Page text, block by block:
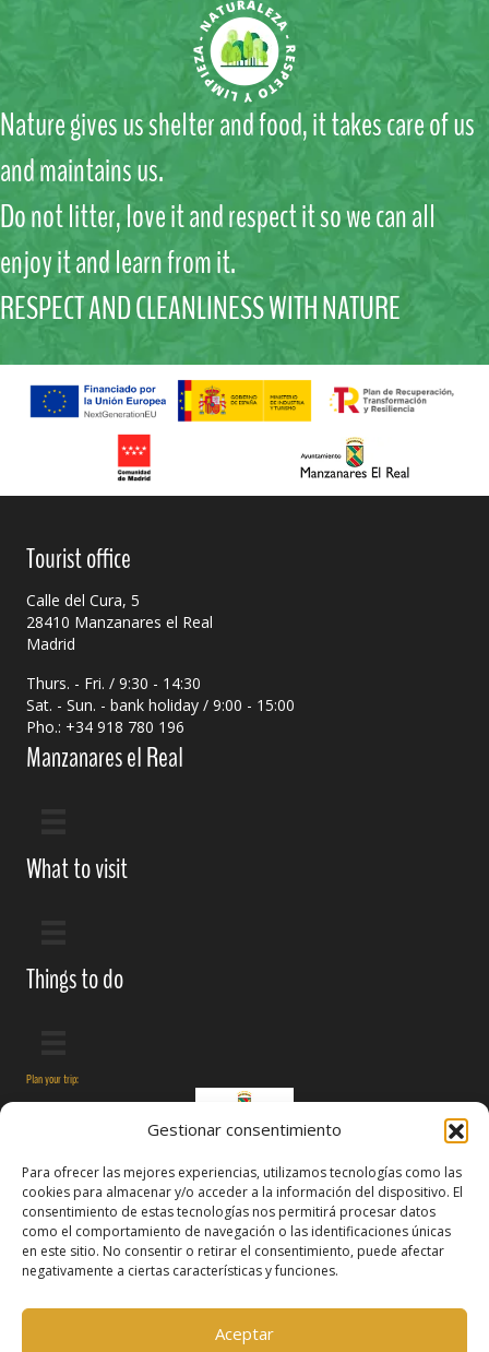
Gestionar consentimiento
Para ofrecer las mejores experiencias, utilizamos tecnologías como las
cookies para almacenar y/o acceder a la información del dispositivo. El
consentimiento de estas tecnologías nos permitirá procesar datos
como el comportamiento de navegación o las identificaciones únicas
en este sitio. No consentir o retirar el consentimiento, puede afectar
negativamente a ciertas características y funciones.
Aceptar
Nature gives us shelter and food, it takes care of us
and maintains us.
Do not litter, love it and respect it so we can all
enjoy it and learn from it.
RESPECT AND CLEANLINESS WITH NATURE
Tourist office
Calle del Cura, 5
28410 Manzanares el Real
Madrid
Thurs. - Fri. / 9:30 - 14:30
Sat. - Sun. - bank holiday / 9:00 - 15:00
Pho.: +34 918 780 196
Manzanares el Real
What to visit
Things to do
Plan your trip:
Follow us on: